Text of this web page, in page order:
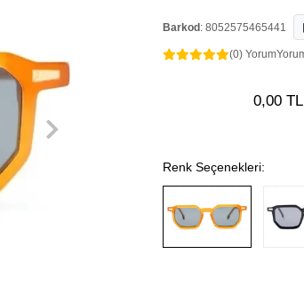
Barkod : 8052575465441
(0) Yorum
0,00 TL
Renk Seçenekleri: